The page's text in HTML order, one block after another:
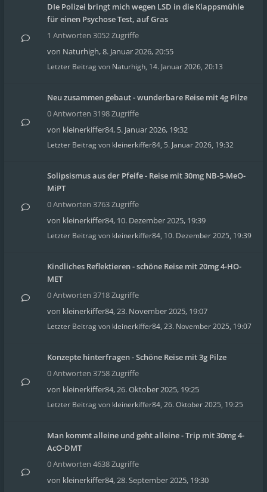
DIe Polizei bringt mich wegen LSD in die Klappsmühle
für einen Psychose Test, auf Gras
1 Antworten 3052 Zugriffe
von Naturhigh,8. Januar 2026, 20:55
Letzter Beitrag von Naturhigh, 14. Januar 2026, 20:13
Neu zusammen gebaut - wunderbare Reise mit 4g Pilze
0 Antworten 3198 Zugriffe
von kleinerkiffer84, 5. Januar 2026, 19:32
Letzter Beitrag von kleinerkiffer84, 5. Januar 2026, 19:32
Solipsismus aus der Pfeife - Reise mit 30mg NB-5-MeO-
MiPT
0 Antworten 3763 Zugriffe
von kleinerkiffer84, 10. Dezember 2025, 19:39
Letzter Beitrag von kleinerkiffer84, 10. Dezember 2025, 19:39
Kindliches Reflektieren - schöne Reise mit 20mg 4-HO-
MET
0 Antworten 3718 Zugriffe
von kleinerkiffer84,23. November 2025, 19:07
Letzter Beitrag von kleinerkiffer84, 23. November 2025, 19:07
Konzepte hinterfragen - Schöne Reise mit 3g Pilze
0 Antworten 3758 Zugriffe
von kleinerkiffer84,26. Oktober 2025, 19:25
Letzter Beitrag von kleinerkiffer84, 26. Oktober 2025, 19:25
Man kommt alleine und geht alleine - Trip mit 30mg 4-
AcO-DMT
0 Antworten 4638 Zugriffe
von kleinerkiffer84,28. September 2025, 19:30